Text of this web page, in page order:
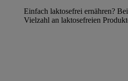
Einfach laktosefrei ernähren?
Vielzahl an laktosefreien